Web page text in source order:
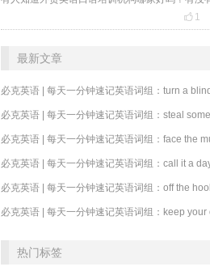
 1
最新文章
必克英语 | 每天一分钟速记英语词组：call it a
必克英语 | 每天一分钟速记英语词组：off the
热门标签